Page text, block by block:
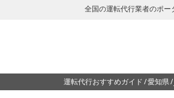
全国の運転代行業者のポ
運転代行おすすめガイド 愛知県